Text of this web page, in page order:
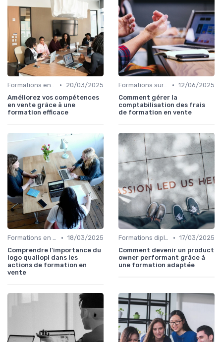
Formations en ligne •
20/03/2025
Améliorez vos compétences
en vente grâce à une
formation efficace
Formations sur mesure pour entreprises • 12/06/2025
Comment gérer la
comptabilisation des frais
de formation en vente
Formations en ligne • 18/03/2025
Comprendre l'importance du
logo qualiopi dans les
actions de formation en
vente
Formations diplômantes • 17/03/2025
Comment devenir un product
owner performant grâce à
une formation adaptée